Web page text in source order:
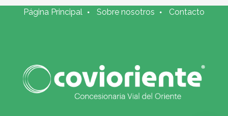
Página Principal Sobre nosotros Contacto